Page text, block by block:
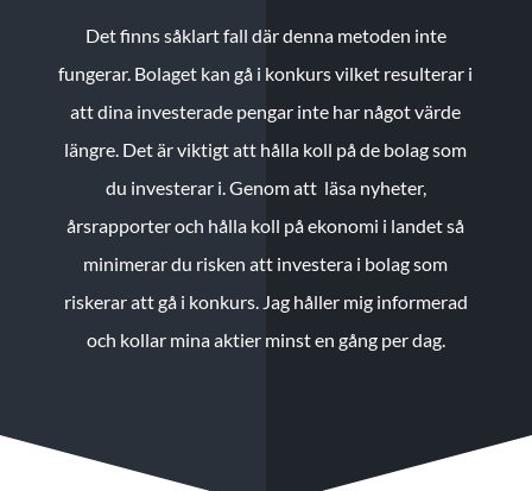
Det finns såklart fall där denna metoden inte
fungerar. Bolaget kan gå i konkurs vilket resulterar i
att dina investerade pengar inte har något värde
längre. Det är viktigt att hålla koll på de bolag som
du investerar i. Genom att läsa nyheter,
årsrapporter och hålla koll på ekonomi i landet så
minimerar du risken att investera i bolag som
riskerar att gå i konkurs. Jag håller mig informerad
och kollar mina aktier minst en gång per dag.